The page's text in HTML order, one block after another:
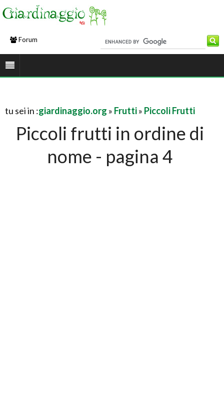
Forum
tu sei in :giardinaggio.org » Frutti» Piccoli Frutti
Piccoli frutti in ordine di
nome - pagina 4